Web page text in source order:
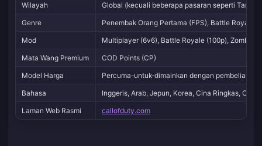
Wilayah
Global (kecuali beberapa pasaran seperti
Genre
Penembak Orang Pertama (FPS), Battle Royale,
Mod
Multiplayer (6v6), Battle Royale (100p), Zombies,
Mata Wang Premium
COD Points (CP)
Model Harga
Percuma-untuk-dimainkan dengan pembelian
Bahasa
Inggeris, Arab, Jepun, Korea, Cina Ringkas,
Laman Web Rasmi
callofduty.com